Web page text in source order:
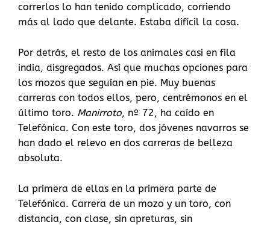
correrlos lo han tenido complicado, corriendo
más al lado que delante. Estaba difícil la cosa.
Por detrás, el resto de los animales casi en fila
india, disgregados. Así que muchas opciones para
los mozos que seguían en pie. Muy buenas
carreras con todos ellos, pero, centrémonos en el
último toro. Manirroto, nº 72, ha caído en
Telefónica. Con este toro, dos jóvenes navarros se
han dado el relevo en dos carreras de belleza
absoluta.
La primera de ellas en la primera parte de
Telefónica. Carrera de un mozo y un toro, con
distancia, con clase, sin apreturas, sin